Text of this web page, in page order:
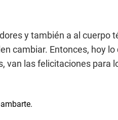
y también a al cuerpo
cambiar. Entonces, hoy
van las felicitaciones para